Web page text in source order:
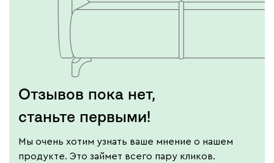
Отзывов пока нет,
станьте первыми!
Мы очень хотим узнать ваше мнение о нашем
продукте. Это займет всего пару кликов.